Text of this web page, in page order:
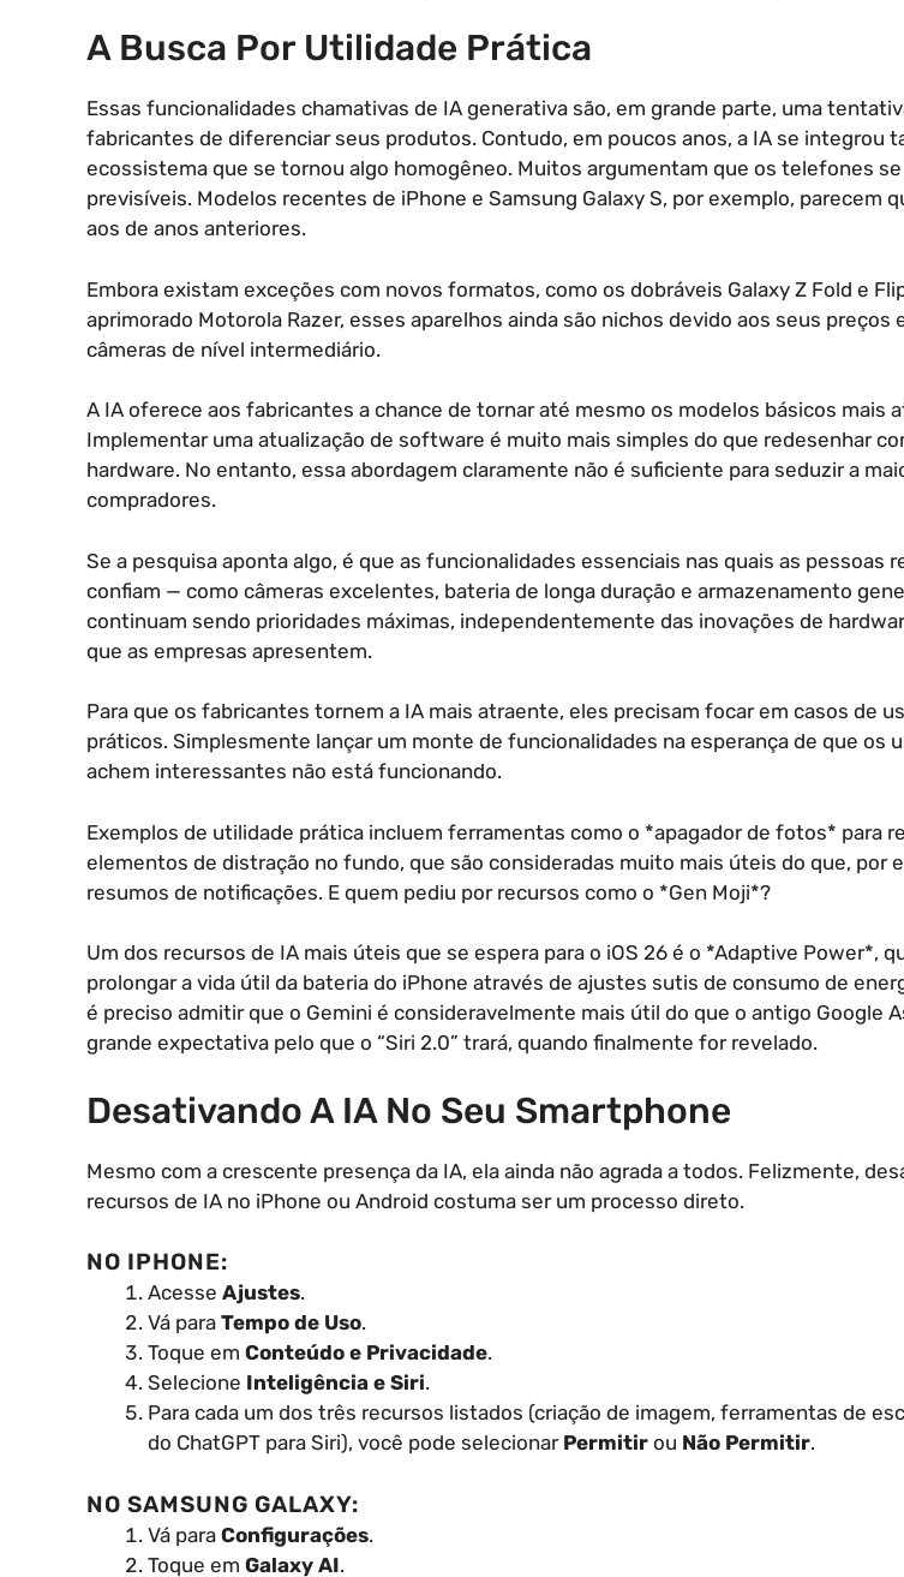
A Busca Por Utilidade Prática
Essas funcionalidades chamativas de IA generativa são, em grande parte, uma
fabricantes de diferenciar seus produtos. Contudo, em poucos anos, a IA se integrou
ecossistema que se tornou algo homogêneo. Muitos argumentam que os telefones
previsíveis. Modelos recentes de iPhone e Samsung Galaxy S, por exemplo, parecem
aos de anos anteriores.
Embora existam exceções com novos formatos, como os dobráveis Galaxy Z Fold e
aprimorado Motorola Razer, esses aparelhos ainda são nichos devido aos seus preços
câmeras de nível intermediário.
A IA oferece aos fabricantes a chance de tornar até mesmo os modelos básicos mais
Implementar uma atualização de software é muito mais simples do que redesenhar
hardware. No entanto, essa abordagem claramente não é suficiente para seduzir a
compradores.
Se a pesquisa aponta algo, é que as funcionalidades essenciais nas quais as pessoas
confiam — como câmeras excelentes, bateria de longa duração e armazenamento
continuam sendo prioridades máximas, independentemente das inovações de
que as empresas apresentem.
Para que os fabricantes tornem a IA mais atraente, eles precisam focar em casos de
práticos. Simplesmente lançar um monte de funcionalidades na esperança de que os
achem interessantes não está funcionando.
Exemplos de utilidade prática incluem ferramentas como o *apagador de fotos* para
elementos de distração no fundo, que são consideradas muito mais úteis do que, por
resumos de notificações. E quem pediu por recursos como o *Gen Moji*?
Um dos recursos de IA mais úteis que se espera para o iOS 26 é o *Adaptive Power*,
prolongar a vida útil da bateria do iPhone através de ajustes sutis de consumo de
é preciso admitir que o Gemini é consideravelmente mais útil do que o antigo Google
grande expectativa pelo que o “Siri 2.0” trará, quando finalmente for revelado.
Desativando A IA No Seu Smartphone
Mesmo com a crescente presença da IA, ela ainda não agrada a todos. Felizmente,
recursos de IA no iPhone ou Android costuma ser um processo direto.
NO IPHONE:
Acesse Ajustes.
Vá para Tempo de Uso.
Toque em Conteúdo e Privacidade.
Selecione Inteligência e Siri.
Para cada um dos três recursos listados (criação de imagem, ferramentas de
do ChatGPT para Siri), você pode selecionar Permitir ou Não Permitir.
NO SAMSUNG GALAXY:
Vá para Configurações.
Toque em Galaxy AI.